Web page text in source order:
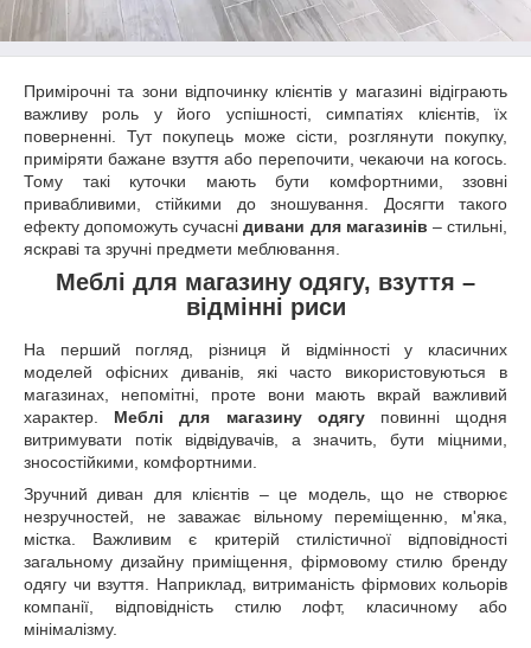
Примірочні та зони відпочинку клієнтів у магазині відіграють
важливу роль у його успішності, симпатіях клієнтів, їх
поверненні. Тут покупець може сісти, розглянути покупку,
приміряти бажане взуття або перепочити, чекаючи на когось.
Тому такі куточки мають бути комфортними, ззовні
привабливими, стійкими до зношування. Досягти такого
ефекту допоможуть сучаснідивани для магазинів – стильні,
яскраві та зручні предмети меблювання.
Меблі для магазину одягу, взуття –
відмінні риси
На перший погляд, різниця й відмінності у класичних
моделей офісних диванів, які часто використовуються в
магазинах, непомітні, проте вони мають вкрай важливий
характер. Меблі для магазину одягуповинні щодня
витримувати потік відвідувачів, а значить, бути міцними,
зносостійкими, комфортними.
Зручний диван для клієнтів – це модель, що не створює
незручностей, не заважає вільному переміщенню, м'яка,
містка. Важливим є критерій стилістичної відповідності
загальному дизайну приміщення, фірмовому стилю бренду
одягу чи взуття. Наприклад, витриманість фірмових кольорів
компанії, відповідність стилю лофт, класичному або
мінімалізму.